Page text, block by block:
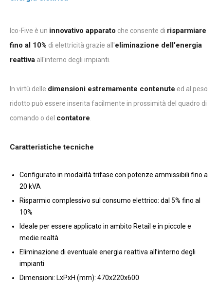
Ico-Five è un innovativo apparato che consente di risparmiare
fino al 10% di elettricità grazie all'eliminazione dell'energia
reattiva all'interno degli impianti.
In virtù delle dimensioni estremamente contenute ed al peso
ridotto può essere inserita facilmente in prossimità del quadro di
comando o del contatore
Caratteristiche tecniche
Configurato in modalità trifase con potenze ammissibili fino a
20 kVA
Risparmio complessivo sul consumo elettrico: dal 5% fino al
10%
Ideale per essere applicato in ambito Retail e in piccole e
medie realtà
Eliminazione di eventuale energia reattiva all’interno degli
impianti
Dimensioni: LxPxH (mm): 470x220x600